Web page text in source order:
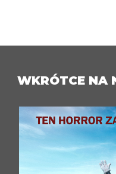
WKRÓTCE NA